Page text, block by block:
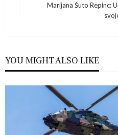
objavaMarijana Šuto Repinc‎:
YOU MIGHT ALSO LIKE